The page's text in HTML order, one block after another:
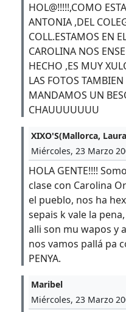
HOL@!!!!!,COMO
ANTONIA ,DEL
COLL.ESTAMOS EN
CAROLINA NOS
HECHO ,ES MUY
LAS FOTOS
MANDAMOS UN
CHAUUUUUUU
XIXO'S(Mallorca,
Miércoles, 23 Marzo
HOLA GENTE!!!!
clase con Carolina
el pueblo, nos ha
sepais k vale la
alli son mu wapos y
nos vamos pallá pa
PENYA.
Maribel
Miércoles, 23 Marzo